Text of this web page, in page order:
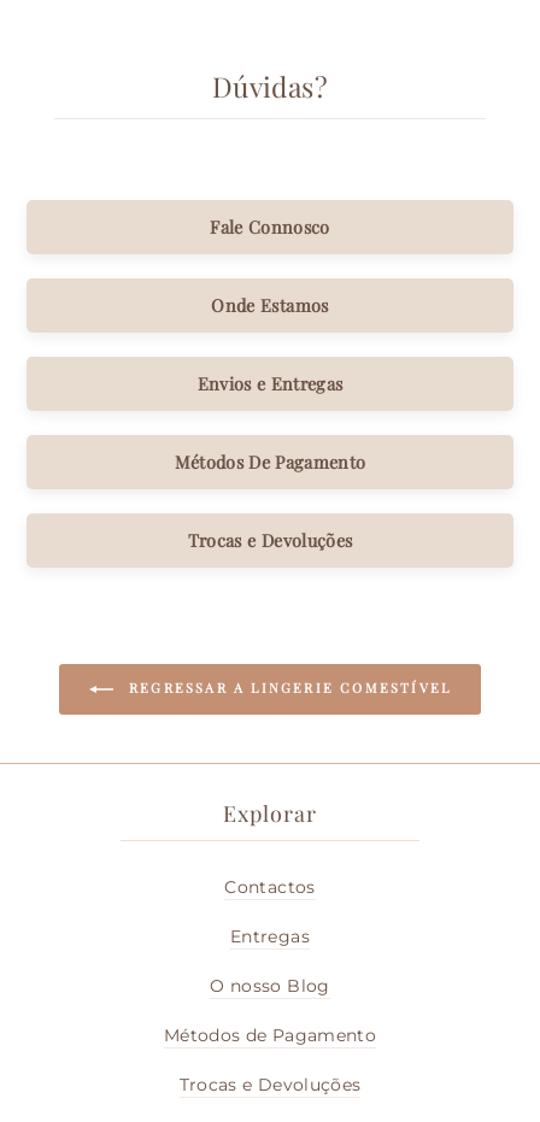
Dúvidas?
Fale Connosco
Onde Estamos
Envios e Entregas
Métodos De Pagamento
Trocas e Devoluções
REGRESSAR A LINGERIE COMESTÍVEL
Explorar
Contactos
Entregas
O nosso Blog
Métodos de Pagamento
Trocas e Devoluções